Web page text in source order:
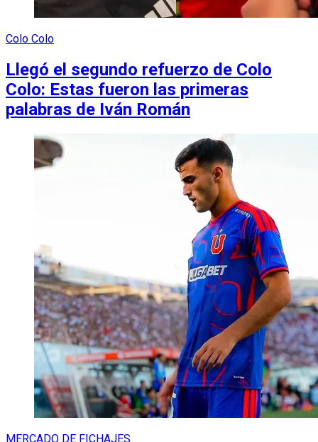
Colo Colo
Llegó el segundo refuerzo de Colo
Colo: Estas fueron las primeras
palabras de Iván Román
MERCADO DE FICHAJES